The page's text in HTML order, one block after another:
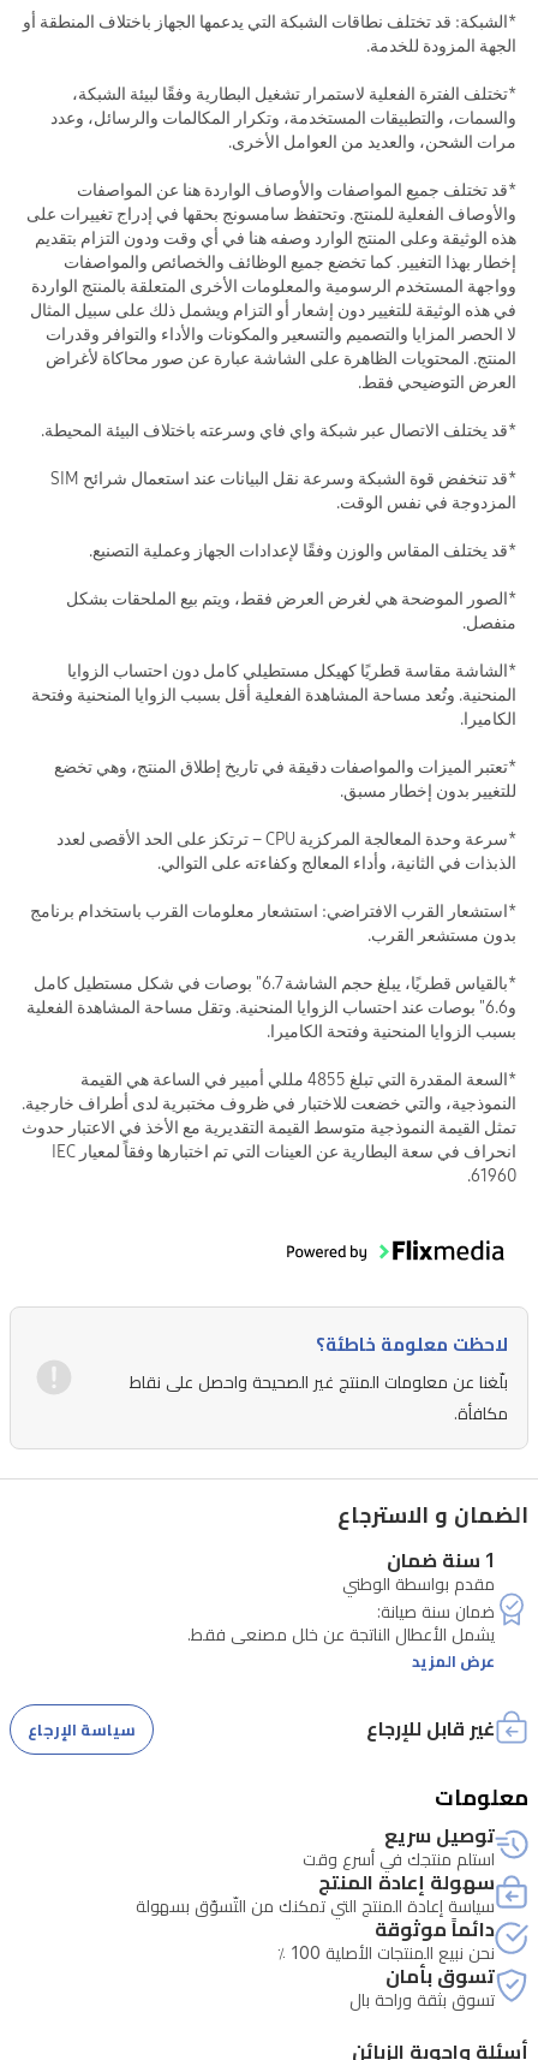
*الشبكة: قد تختلف نطاقات الشبكة التي يدعمها الجهاز باختلاف المنطقة أو
الجهة المزودة للخدمة.
*تختلف الفترة الفعلية لاستمرار تشغيل البطارية وفقًا لبيئة الشبكة،
والسمات، والتطبيقات المستخدمة، وتكرار المكالمات والرسائل، وعدد
مرات الشحن، والعديد من العوامل الأخرى.
*قد تختلف جميع المواصفات والأوصاف الواردة هنا عن المواصفات
والأوصاف الفعلية للمنتج. وتحتفظ سامسونج بحقها في إدراج تغييرات على
هذه الوثيقة وعلى المنتج الوارد وصفه هنا في أي وقت ودون التزام بتقديم
إخطار بهذا التغيير. كما تخضع جميع الوظائف والخصائص والمواصفات
وواجهة المستخدم الرسومية والمعلومات الأخرى المتعلقة بالمنتج الواردة
في هذه الوثيقة للتغيير دون إشعار أو التزام ويشمل ذلك على سبيل المثال
لا الحصر المزايا والتصميم والتسعير والمكونات والأداء والتوافر وقدرات
المنتج. المحتويات الظاهرة على الشاشة عبارة عن صور محاكاة لأغراض
العرض التوضيحي فقط.
*قد يختلف الاتصال عبر شبكة واي فاي وسرعته باختلاف البيئة المحيطة.
*قد تنخفض قوة الشبكة وسرعة نقل البيانات عند استعمال شرائح SIM
المزدوجة في نفس الوقت.
*قد يختلف المقاس والوزن وفقًا لإعدادات الجهاز وعملية التصنيع.
*الصور الموضحة هي لغرض العرض فقط، ويتم بيع الملحقات بشكل
منفصل.
*الشاشة مقاسة قطريًا كهيكل مستطيلي كامل دون احتساب الزوايا
المنحنية. وتُعد مساحة المشاهدة الفعلية أقل بسبب الزوايا المنحنية وفتحة
الكاميرا.
*تعتبر الميزات والمواصفات دقيقة في تاريخ إطلاق المنتج، وهي تخضع
للتغيير بدون إخطار مسبق.
*سرعة وحدة المعالجة المركزية CPU – ترتكز على الحد الأقصى لعدد
الذبذات في الثانية، وأداء المعالج وكفاءته على التوالي.
*استشعار القرب الافتراضي: استشعار معلومات القرب باستخدام برنامج
بدون مستشعر القرب.
*بالقياس قطريًا، يبلغ حجم الشاشة 6.7" بوصات في شكل مستطيل كامل
و6.6" بوصات عند احتساب الزوايا المنحنية. وتقل مساحة المشاهدة الفعلية
بسبب الزوايا المنحنية وفتحة الكاميرا.
*السعة المقدرة التي تبلغ 4855 مللي أمبير في الساعة هي القيمة
النموذجية، والتي خضعت للاختبار في ظروف مختبرية لدى أطراف خارجية.
تمثل القيمة النموذجية متوسط القيمة التقديرية مع الأخذ في الاعتبار حدوث
انحراف في سعة البطارية عن العينات التي تم اختبارها وفقاً لمعيار IEC
61960.
لاحظت معلومة خاطئة؟
بلّغنا عن معلومات المنتج غير الصحيحة واحصل على نقاط
مكافأة.
الضمان و الاسترجاع
1 سنة ضمان
مقدم بواسطة الوطني
عرض المزيد
غير قابل للإرجاع سياسة الإرجاع
معلومات
توصيل سريع
استلم منتجك في أسرع وقت
سهولة إعادة المنتج
سياسة إعادة المنتج التي تمكنك من التّسوّق بسهولة
دائماً موثوقة
نحن نبيع المنتجات الأصلية 100 ٪
تسوق بأمان
تسوق بثقة وراحة بال
أسئلة واجوبة الزبائن